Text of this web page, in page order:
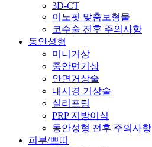
3D-CT
이노핏 맞춤보형물
코수술 전후 주의사항
동안성형
미니거상
중안면거상
안면거상술
내시경 거상술
실리프팅
PRP 지방이식
동안성형 전후 주의사항
피부/쁘띠